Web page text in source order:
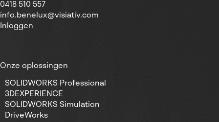
0418 510 557
info.benelux@visiativ.com
Inloggen
Onze oplossingen
SOLIDWORKS Professional
3DEXPERIENCE
SOLIDWORKS Simulation
DriveWorks